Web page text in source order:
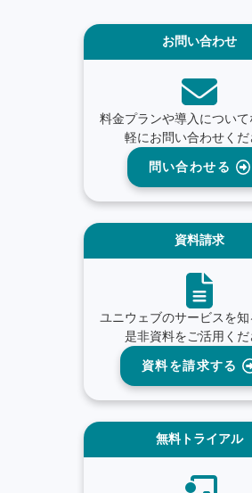
お問い合わせ
料金プランや導入につい
軽にお問い合わせくだ
問い合わせる
資料請求
ユニウェブのサービスを知
是非資料をご活用くだ
資料を請求する
無料トライアル